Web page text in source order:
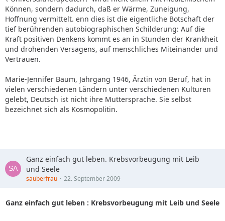
Können, sondern dadurch, daß er Wärme, Zuneigung,
Hoffnung vermittelt. enn dies ist die eigentliche Botschaft der
tief berührenden autobiographischen Schilderung: Auf die
Kraft positiven Denkens kommt es an in Stunden der Krankheit
und drohenden Versagens, auf menschliches Miteinander und
Vertrauen.
Marie-Jennifer Baum, Jahrgang 1946, Ärztin von Beruf, hat in
vielen verschiedenen Ländern unter verschiedenen Kulturen
gelebt, Deutsch ist nicht ihre Muttersprache. Sie selbst
bezeichnet sich als Kosmopolitin.
Ganz einfach gut leben. Krebsvorbeugung mit Leib
und Seele
sauberfrau 22. September 2009
Ganz einfach gut leben : Krebsvorbeugung mit Leib und Seele